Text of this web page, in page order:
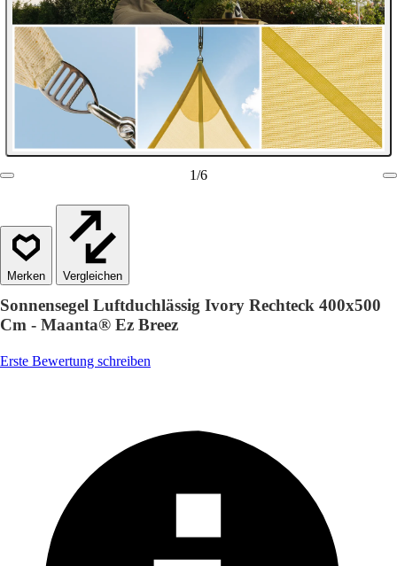
1/6
Vergleichen
Sonnensegel Luftduchlässig Ivory Rechteck 400x500
Cm - Maanta® Ez Breez
Erste Bewertung schreiben